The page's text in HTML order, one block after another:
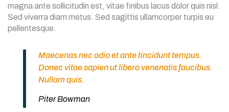
Vycistino.cz
magna ante sollicitudin est, vitae finibus lacus dolor quis nisl.
Sed viverra diam metus. Sed sagittis ullamcorper turpis eu
pellentesque.
Maecenas nec odio et ante tincidunt tempus.
Donec vitae sapien ut libero venenatis faucibus.
Nullam quis.
Piter Bowman